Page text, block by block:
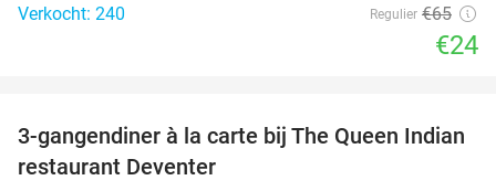
Verkocht: 240
Regulier €65
€24
28%
3-gangendiner à la carte bij The Queen Indian
restaurant Deventer